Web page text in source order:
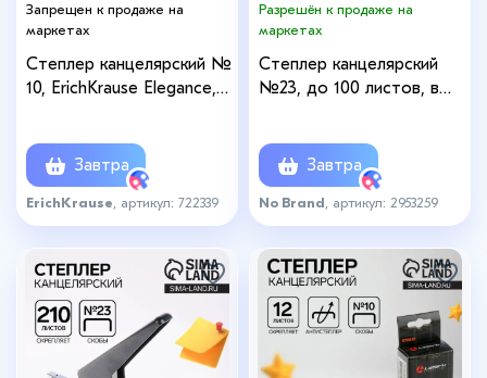
Запрещен к продаже на
маркетах
Степлер канцелярский №
10, ErichKrause Elegance,
Завтра
ErichKrause , артикул: 722339
Разрешён к продаже на
маркетах
Степлер канцелярский
№23, до 100 листов, в
Завтра
No Brand , артикул: 2953259